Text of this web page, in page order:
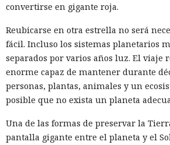
convertirse en gigante roja.
Reubicarse en otra estrella no será
fácil. Incluso los sistemas planetarios
separados por varios años luz. El viaje
enorme capaz de mantener durante
personas, plantas, animales y un
posible que no exista un planeta
Una de las formas de preservar la
pantalla gigante entre el planeta y el